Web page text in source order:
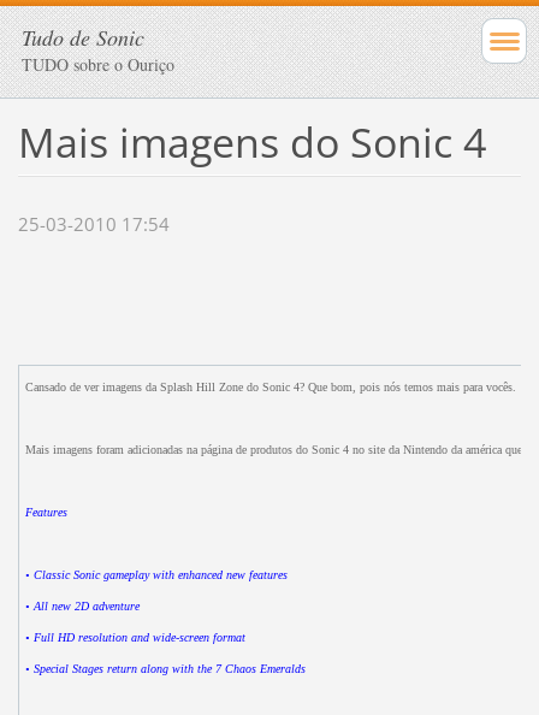
Tudo de Sonic
TUDO sobre o Ouriço
Mais imagens do Sonic 4
25-03-2010 17:54
Cansado de ver imagens da Splash Hill Zone do Sonic 4? Que bom, pois nós temos mais para vocês.
Mais imagens foram adicionadas na página de produtos do Sonic 4 no site da Nintendo da américa que
Features
• Classic Sonic gameplay with enhanced new features
• All new 2D adventure
• Full HD resolution and wide-screen format
• Special Stages return along with the 7 Chaos Emeralds